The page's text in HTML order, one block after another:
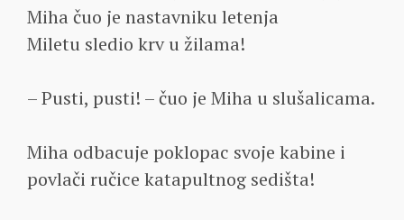
Miha čuo je nastavniku letenja
Miletu sledio krv u žilama!
– Pusti, pusti! – čuo je Miha u slušalicama.
Miha odbacuje poklopac svoje kabine i
povlači ručice katapultnog sedišta!